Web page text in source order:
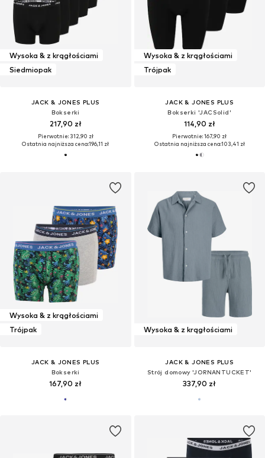
Wysoka & z krągłościami
Siedmiopak
JACK & JONES PLUS
Bokserki
217,90 zł
Pierwotnie: 312,90 zł
Ostatnia najniższa cena:196,11 zł
Wysoka & z krągłościami
Trójpak
JACK & JONES PLUS
Bokserki 'JACSolid'
114,90 zł
Pierwotnie: 167,90 zł
Ostatnia najniższa cena:103,41 zł
Wysoka & z krągłościami
Trójpak
JACK & JONES PLUS
Bokserki
167,90 zł
Wysoka & z krągłościami
JACK & JONES PLUS
Strój domowy 'JORNANTUCKET'
337,90 zł